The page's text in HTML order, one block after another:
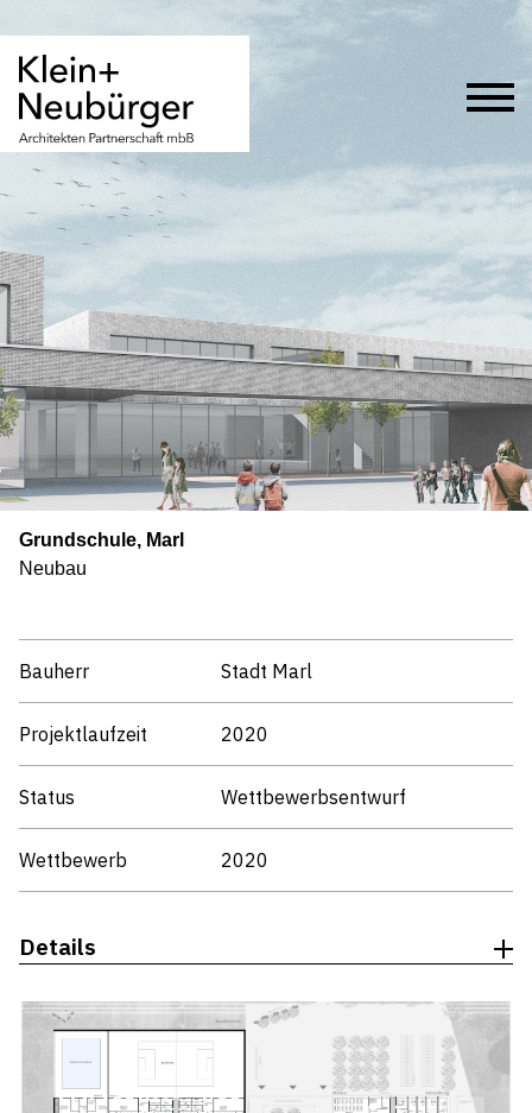
Grundschule, Marl
Neubau
Bauherr Stadt Marl
Projektlaufzeit 2020
Status Wettbewerbsentwurf
Wettbewerb 2020
Details